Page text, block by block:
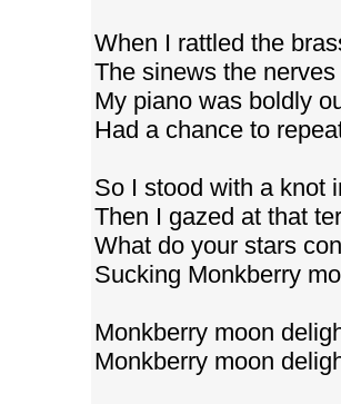
When I rattled the
The sinews the
My piano was boldly
Had a chance to
So I stood with a knot
Then I gazed at that
What do your stars
Sucking Monkberry
Monkberry moon
Monkberry moon